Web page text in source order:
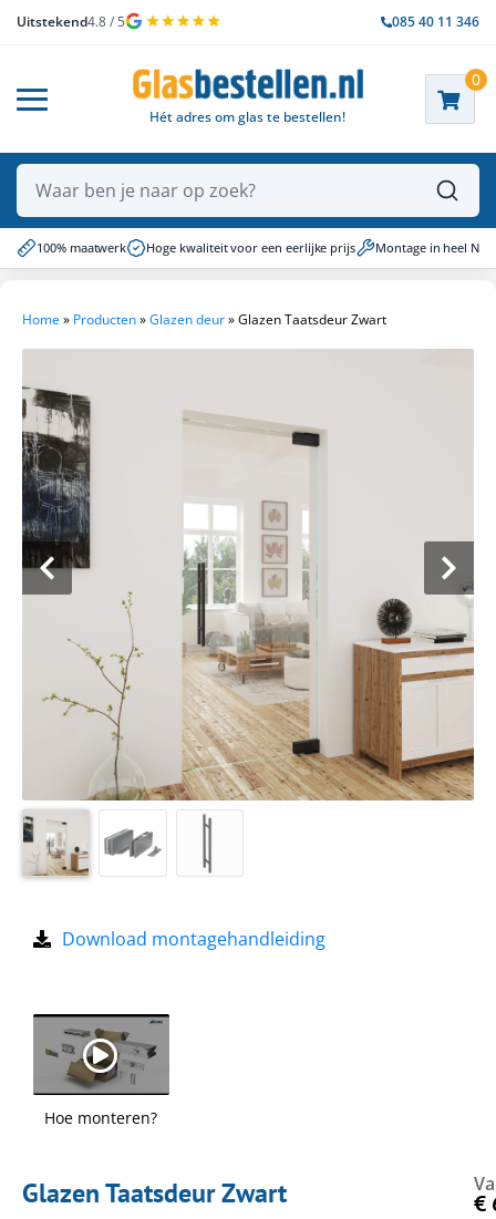
Uitstekend4.8 / 5 085 40 11 346
Hét adres om glas te bestellen!
0
Waar ben je naar op zoek?
100% maatwerk Hoge kwaliteit voor een eerlijke prijs Montage in heel NL
Home» Producten»Glazen deur»Glazen Taatsdeur Zwart
Download montagehandleiding
Hoe monteren?
Glazen Taatsdeur Zwart €